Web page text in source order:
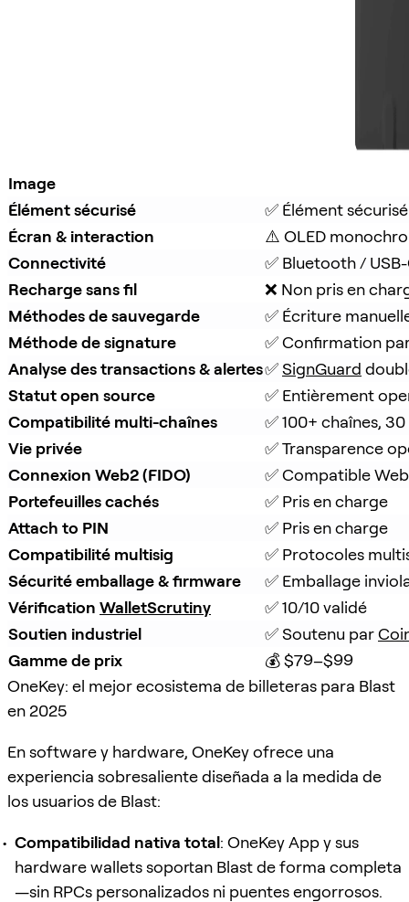
Image
Élément sécurisé
✅ Élément
Écran & interaction
⚠️ OLED
Connectivité
✅ Bluetooth /
Recharge sans fil
❌ Non pris en
Méthodes de sauvegarde
✅ Écriture
Méthode de signature
✅ Confirmation
Analyse des transactions & alertes✅ SignGuard
Statut open source
✅ Entièrement
Compatibilité multi-chaînes
✅ 100+ chaînes,
Vie privée
✅ Transparence
Connexion Web2 (FIDO)
✅ Compatible
Portefeuilles cachés
✅ Pris en charge
Attach to PIN
✅ Pris en charge
Compatibilité multisig
✅ Protocoles
Sécurité emballage & firmware
✅ Emballage
Vérification WalletScrutiny
✅ 10/10 validé
Soutien industriel
✅ Soutenu par
Gamme de prix
💰 $79–$99
OneKey: el mejor ecosistema de billeteras para Blast
en 2025
En software y hardware, OneKey ofrece una
experiencia sobresaliente diseñada a la medida de
los usuarios de Blast:
Compatibilidad nativa total: OneKey App y sus
hardware wallets soportan Blast de forma completa
—sin RPCs personalizados ni puentes engorrosos.